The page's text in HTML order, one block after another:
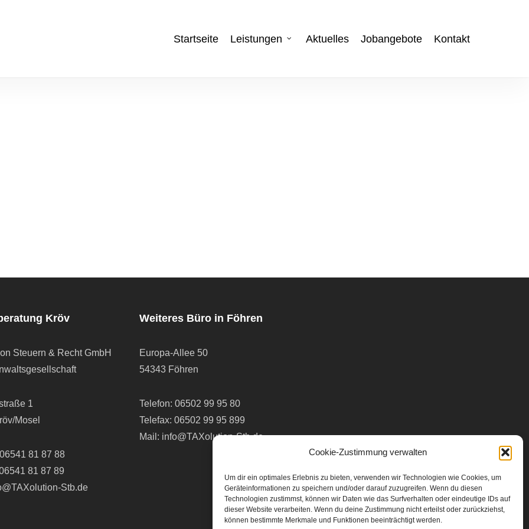
Cookie-Zustimmung verwalten
Um dir ein optimales Erlebnis zu bieten, verwenden wir Technologien wie Cookies, um
Geräteinformationen zu speichern und/oder darauf zuzugreifen. Wenn du diesen
Technologien zustimmst, können wir Daten wie das Surfverhalten oder eindeutige IDs auf
dieser Website verarbeiten. Wenn du deine Zustimmung nicht erteilst oder zurückziehst,
können bestimmte Merkmale und Funktionen beeinträchtigt werden.
Startseite Leistungen Aktuelles Jobangebote Kontakt
Kröv
Steuern & Recht GmbH
1
Mosel
06541 81 87 88
81 87 89
Stb.de
Weiteres Büro in Föhren
Europa-Allee 50
54343 Föhren
Telefon: 06502 99 95 80
Telefax: 06502 99 95 899
Mail: info@TAXolution-Stb.de